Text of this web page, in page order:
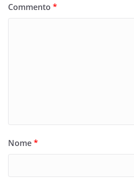
Commento *
Nome*